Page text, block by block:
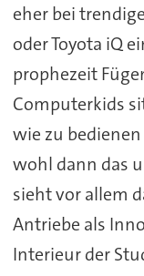
eher bei
oder Toyota iQ
prophezeit
Computerkids
wie zu
wohl dann das
sieht vor allem
Antriebe als
Interieur der